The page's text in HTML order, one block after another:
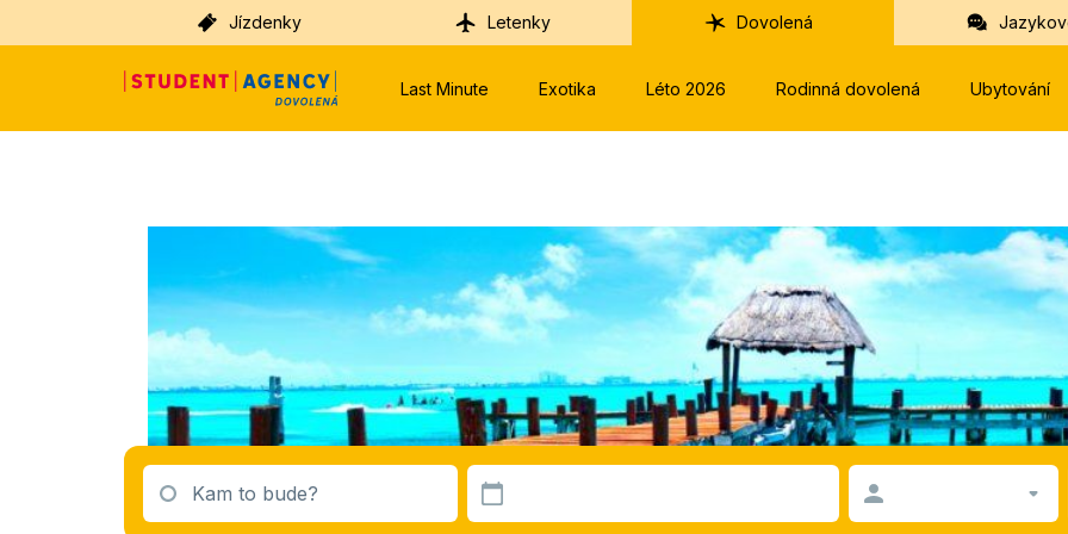
Jízdenky Letenky Dovolená
Last Minute Exotika Léto 2026 Rodinná dovolená Ubytování
Kam to bude?